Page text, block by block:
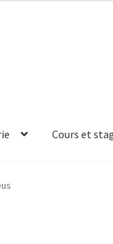
Cours et